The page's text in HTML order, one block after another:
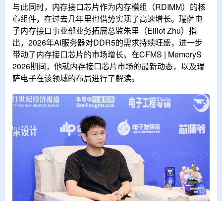
与此同时，内存接口芯片作为内存模组（RDIMM）的核
心组件，在过去几年里也借势实现了高速增长。瑞萨电
子内存接口事业部业务拓展总监朱里（Elliot Zhu）指
出，2026年AI服务器对DDR5的需求持续旺盛，进一步
带动了内存接口芯片的市场增长。在CFMS | MemoryS
2026期间，他就内存接口芯片市场的最新动态，以及瑞
萨电子在该领域的布局进行了解读。